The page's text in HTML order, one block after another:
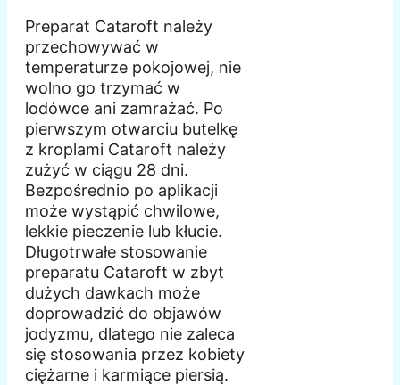
Preparat Cataroft należy
przechowywać w
temperaturze pokojowej, nie
wolno go trzymać w
lodówce ani zamrażać. Po
pierwszym otwarciu butelkę
z kroplami Cataroft należy
zużyć w ciągu 28 dni.
Bezpośrednio po aplikacji
może wystąpić chwilowe,
lekkie pieczenie lub kłucie.
Długotrwałe stosowanie
preparatu Cataroft w zbyt
dużych dawkach może
doprowadzić do objawów
jodyzmu, dlatego nie zaleca
się stosowania przez kobiety
ciężarne i karmiące piersią.